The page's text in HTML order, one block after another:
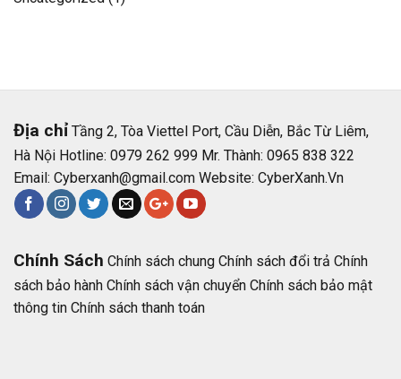
Địa chỉTầng 2, Tòa Viettel Port, Cầu Diễn, Bắc Từ Liêm,
Hà Nội Hotline: 0979 262 999 Mr. Thành: 0965 838 322
Email: Cyberxanh@gmail.comWebsite: CyberXanh.Vn
Chính Sách Chính sách chung Chính sách đổi trả Chính
sách bảo hành Chính sách vận chuyển Chính sách bảo mật
thông tin Chính sách thanh toán